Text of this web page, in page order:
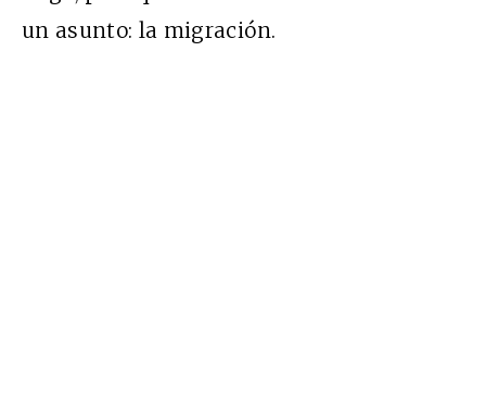
un asunto: la migración.